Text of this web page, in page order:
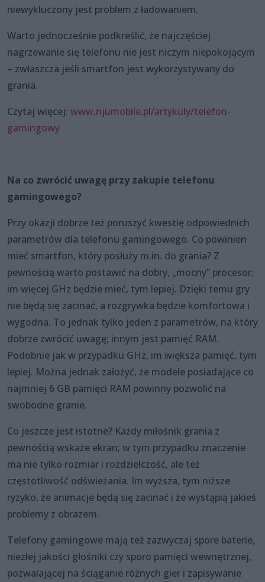
niewykluczony jest problem z ładowaniem.
Warto jednocześnie podkreślić, że najczęściej
nagrzewanie się telefonu nie jest niczym niepokojącym
– zwłaszcza jeśli smartfon jest wykorzystywany do
grania.
Czytaj więcej: www.njumobile.pl/artykuly/telefon-
gamingowy
Na co zwrócić uwagę przy zakupie telefonu
gamingowego?
Przy okazji dobrze też poruszyć kwestię odpowiednich
parametrów dla telefonu gamingowego. Co powinien
mieć smartfon, który posłuży m.in. do grania? Z
pewnością warto postawić na dobry, „mocny” procesor;
im więcej GHz będzie mieć, tym lepiej. Dzięki temu gry
nie będą się zacinać, a rozgrywka będzie komfortowa i
wygodna. To jednak tylko jeden z parametrów, na który
dobrze zwrócić uwagę; innym jest pamięć RAM.
Podobnie jak w przypadku GHz, im większa pamięć, tym
lepiej. Można jednak założyć, że modele posiadające co
najmniej 6 GB pamięci RAM powinny pozwolić na
swobodne granie.
Co jeszcze jest istotne? Każdy miłośnik grania z
pewnością wskaże ekran; w tym przypadku znaczenie
ma nie tylko rozmiar i rozdzielczość, ale też
częstotliwość odświeżania. Im wyższa, tym niższe
ryzyko, że animacje będą się zacinać i że wystąpią jakieś
problemy z obrazem.
Telefony gamingowe mają też zazwyczaj spore baterie,
niezłej jakości głośniki czy sporo pamięci wewnętrznej,
pozwalającej na ściąganie różnych gier i zapisywanie